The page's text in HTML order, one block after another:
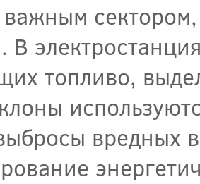
сектором,
В
топливо,
вредных